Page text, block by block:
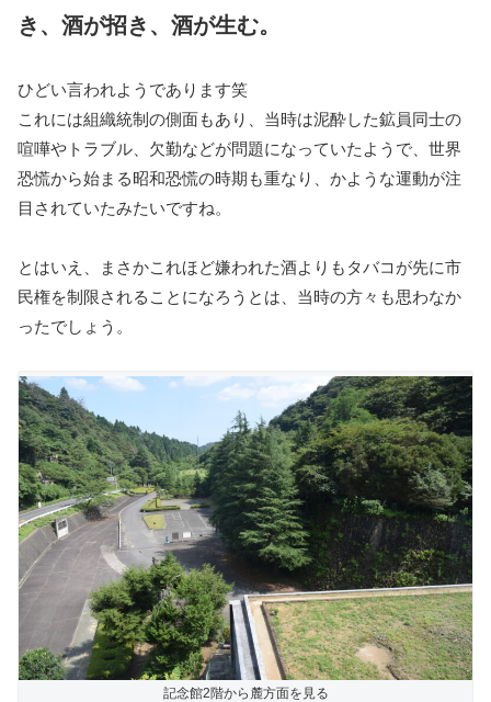
き、酒が招き、酒が生む。
ひどい言われようであります笑
これには組織統制の側面もあり、当時は泥酔した鉱員同士の
喧嘩やトラブル、欠勤などが問題になっていたようで、世界
恐慌から始まる昭和恐慌の時期も重なり、かような運動が注
目されていたみたいですね。
とはいえ、まさかこれほど嫌われた酒よりもタバコが先に市
民権を制限されることになろうとは、当時の方々も思わなか
ったでしょう。
記念館2階から麓方面を見る